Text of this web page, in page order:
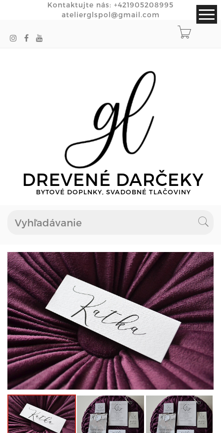
Kontaktujte nás: +421905208995
atelierglspol@gmail.com
DREVENÉ DARČEKY
BYTOVÉ DOPLNKY, SVADOBNÉ TLAČOVINY